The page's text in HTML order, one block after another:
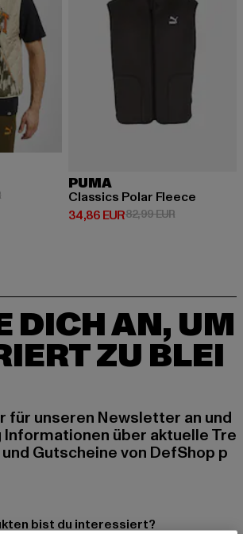
EUR
Aktionspreis: 99,99 EUR
PUMA
Classics Polar Fleece
34,86 EUR
Derzeitiger Preis: 34,86 EUR
82,99 EURAktionspreis:
DICH AN, UM
ZU BLEI
für unseren Newsletter an und
über aktuelle Tre
Gutscheine von DefShop p
bist du interessiert?